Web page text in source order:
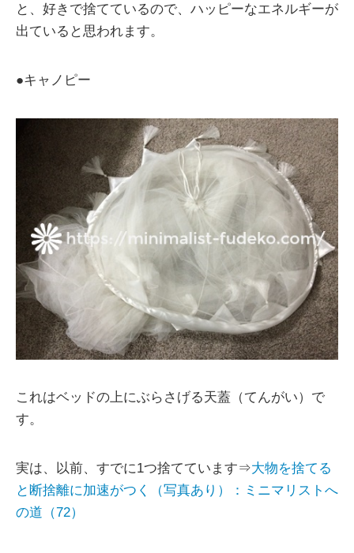
と、好きで捨てているので、ハッピーなエネルギーが
出ていると思われます。
●キャノピー
これはベッドの上にぶらさげる天蓋（てんがい）で
す。
実は、以前、すでに1つ捨てています⇒大物を捨てる
と断捨離に加速がつく（写真あり）：ミニマリストへ
の道（72）